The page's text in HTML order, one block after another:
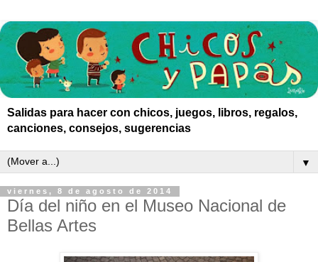
Salidas para hacer con chicos, juegos, libros, regalos,
canciones, consejos, sugerencias
▼
viernes, 8 de agosto de 2014
Día del niño en el Museo Nacional de
Bellas Artes